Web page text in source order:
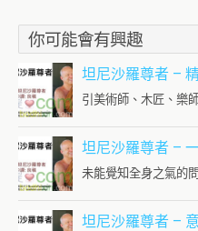
你可能會有興趣
坦尼沙羅尊者 –
引美術師、木匠、樂
坦尼沙羅尊者 –
未能覺知全身之氣的
坦尼沙羅尊者 –